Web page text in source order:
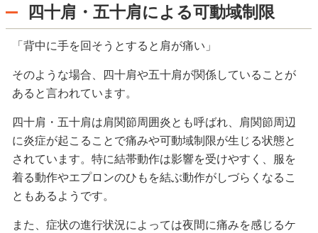
四十肩・五十肩による可動域制限
「背中に手を回そうとすると肩が痛い」
そのような場合、四十肩や五十肩が関係していることが
あると言われています。
四十肩・五十肩は肩関節周囲炎とも呼ばれ、肩関節周辺
に炎症が起こることで痛みや可動域制限が生じる状態と
されています。特に結帯動作は影響を受けやすく、服を
着る動作やエプロンのひもを結ぶ動作がしづらくなるこ
ともあるようです。
また、症状の進行状況によっては夜間に痛みを感じるケ